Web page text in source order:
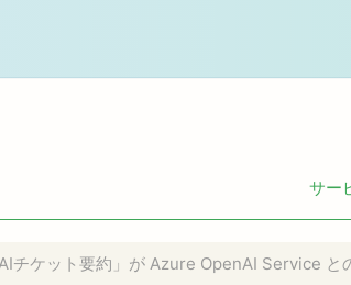
サー
チケット要約」が Azure OpenAI Service と